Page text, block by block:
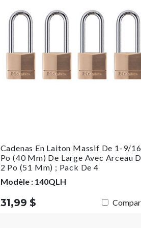
Cadenas En Laiton Massif De 1-9/16
Po (40 Mm) De Large Avec Arceau
2 Po (51 Mm) ; Pack De 4
Modèle : 140QLH
31,99 $